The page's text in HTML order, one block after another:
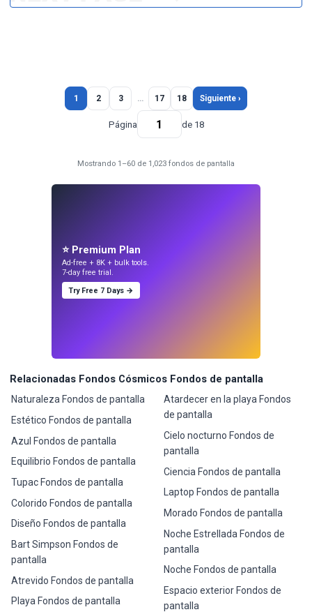
1 2 3 … 17 18 Siguiente ›
Página de 18
Mostrando 1–60 de 1,023 fondos de pantalla
⭐ Premium Plan
Ad-free + 8K + bulk tools.
7-day free trial.
Try Free 7 Days →
Relacionadas Fondos Cósmicos Fondos de pantalla
Naturaleza Fondos de pantalla
Estético Fondos de pantalla
Azul Fondos de pantalla
Equilibrio Fondos de pantalla
Tupac Fondos de pantalla
Colorido Fondos de pantalla
Diseño Fondos de pantalla
Bart Simpson Fondos de
pantalla
Atrevido Fondos de pantalla
Playa Fondos de pantalla
Atardecer en la playa Fondos
de pantalla
Cielo nocturno Fondos de
pantalla
Ciencia Fondos de pantalla
Laptop Fondos de pantalla
Morado Fondos de pantalla
Noche Estrellada Fondos de
pantalla
Noche Fondos de pantalla
Espacio exterior Fondos de
pantalla